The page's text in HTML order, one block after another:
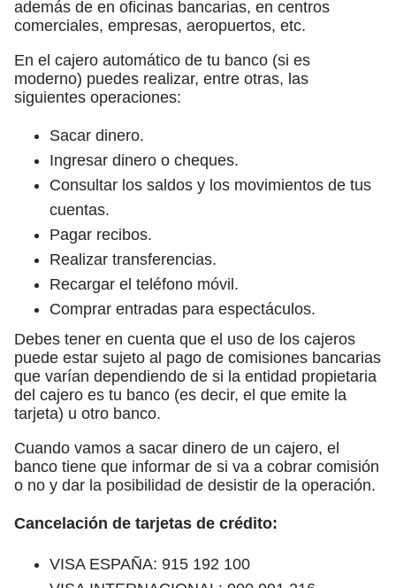
además de en oficinas bancarias, en centros
comerciales, empresas, aeropuertos, etc.
En el cajero automático de tu banco (si es
moderno) puedes realizar, entre otras, las
siguientes operaciones:
Sacar dinero.
Ingresar dinero o cheques.
Consultar los saldos y los movimientos de tus
cuentas.
Pagar recibos.
Realizar transferencias.
Recargar el teléfono móvil.
Comprar entradas para espectáculos.
Debes tener en cuenta que el uso de los cajeros
puede estar sujeto al pago de comisiones bancarias
que varían dependiendo de si la entidad propietaria
del cajero es tu banco (es decir, el que emite la
tarjeta) u otro banco.
Cuando vamos a sacar dinero de un cajero, el
banco tiene que informar de si va a cobrar comisión
o no y dar la posibilidad de desistir de la operación.
Cancelación de tarjetas de crédito:
VISA ESPAÑA: 915 192 100